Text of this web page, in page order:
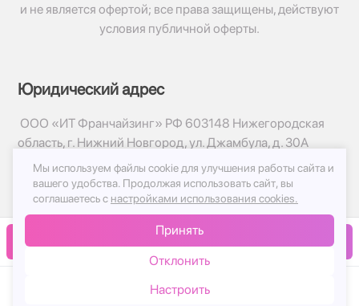
В корзину
и не является офертой; все права защищены, действуют
условия публичной оферты.
Юридический адрес
ООО «ИТ Франчайзинг» РФ 603148 Нижегородская
область, г. Нижний Новгород, ул. Джамбула, д. 30А
© 2017-2026г, База Цветов 24.ру
Политика конфиденциальности
Публичная оферта
Мы используем файлы cookie для улучшения работы сайта и
вашего удобства. Продолжая использовать сайт, вы
соглашаетесь с настройками использования cookies.
Принять
Отклонить
Настроить